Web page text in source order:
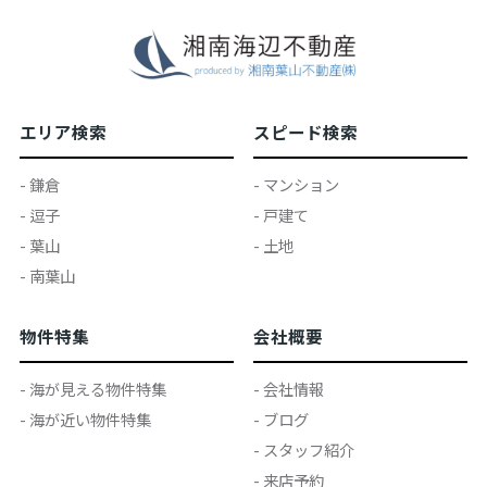
エリア検索
- 鎌倉
- 逗子
- 葉山
- 南葉山
スピード検索
- マンション
- 戸建て
- 土地
物件特集
- 海が見える物件特集
- 海が近い物件特集
会社概要
- 会社情報
- ブログ
- スタッフ紹介
- 来店予約